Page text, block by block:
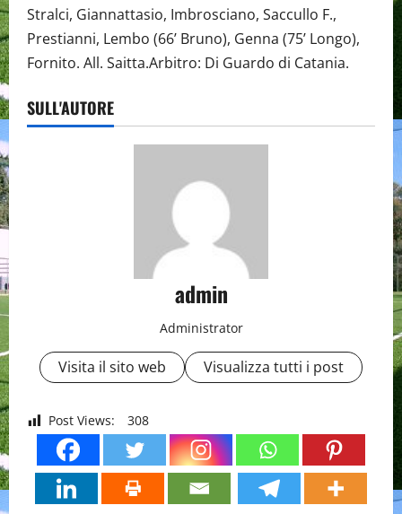
Stralci, Giannattasio, Imbrosciano, Saccullo F.,
Prestianni, Lembo (66’ Bruno), Genna (75’ Longo),
Fornito. All. Saitta.Arbitro: Di Guardo di Catania.
SULL'AUTORE
admin
Administrator
Visita il sito web Visualizza tutti i post
Post Views: 308